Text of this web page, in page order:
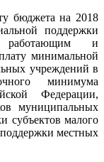
бюджета на 2018
поддержки
работающим и
минимальной
учреждений в
минимума
Федерации,
муниципальных
субъектов малого
поддержки местных